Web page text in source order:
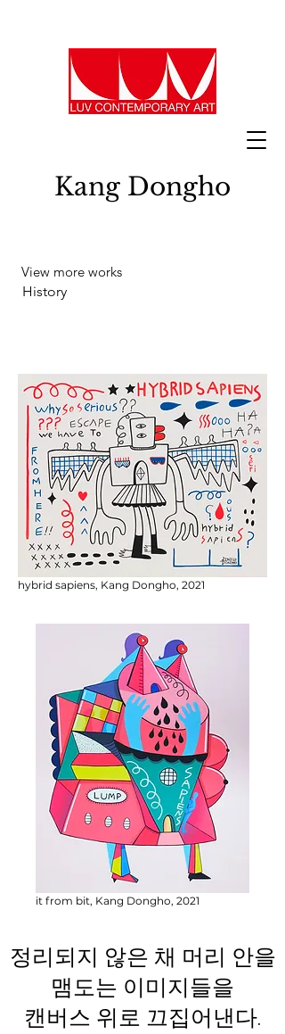
Kang Dongho
View more works
History
hybrid sapiens, Kang Dongho, 2021
정리되지 않은 채 머리 안을
맴도는 이미지들을
캔버스 위로 끄집어낸다.
it from bit, Kang Dongho, 2021